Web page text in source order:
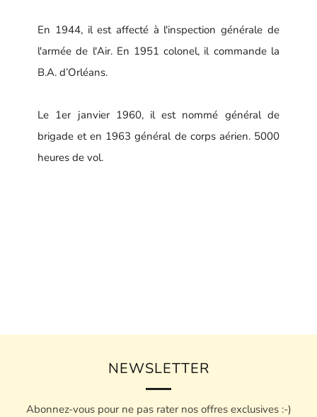
En 1944, il est affecté à l'inspection générale de
l'armée de l'Air. En 1951 colonel, il commande la
B.A. d’Orléans.
Le 1er janvier 1960, il est nommé général de
brigade et en 1963 général de corps aérien. 5000
heures de vol.
NEWSLETTER
Abonnez-vous pour ne pas rater nos offres exclusives :-)